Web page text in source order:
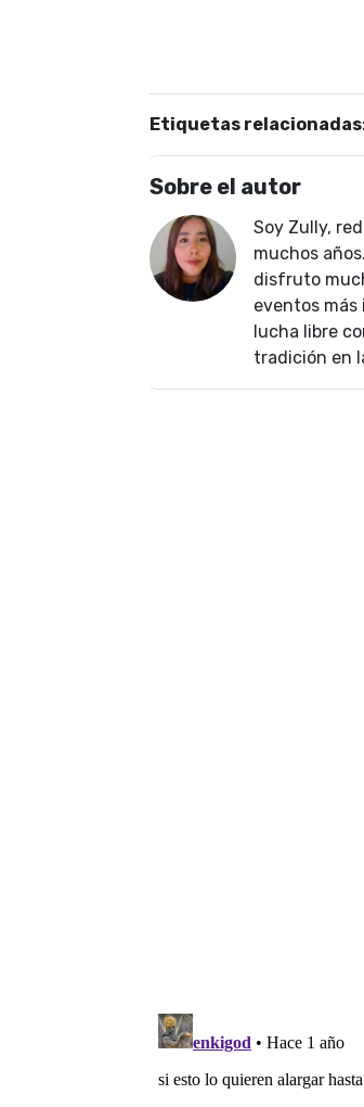
Etiquetas relacionadas:
Sobre el autor
Soy Zully,
muchos
disfruto
eventos más
lucha libre
tradición en